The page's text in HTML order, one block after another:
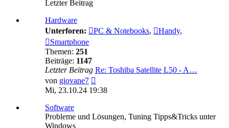
Letzter Beitrag
Hardware
Unterforen:
PC & Notebooks, Handy,
Smartphone
Themen: 251
Beiträge: 1147
Letzter Beitrag Re: Toshiba Satellite L50 - A…
von giovane7
Beitrag
Mi, 23.10.24 19:38
Software
Probleme und Lösungen, Tuning Tipps&Tricks unter
Windows